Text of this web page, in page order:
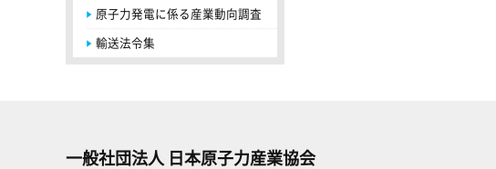
原子力発電に係る産業動向調査
輸送法令集
一般社団法人 日本原子力産業協会